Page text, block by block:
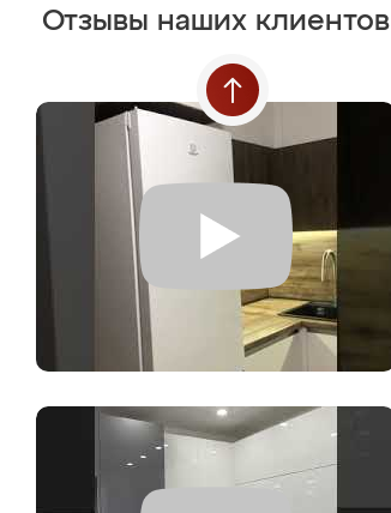
Отзывы наших клиентов